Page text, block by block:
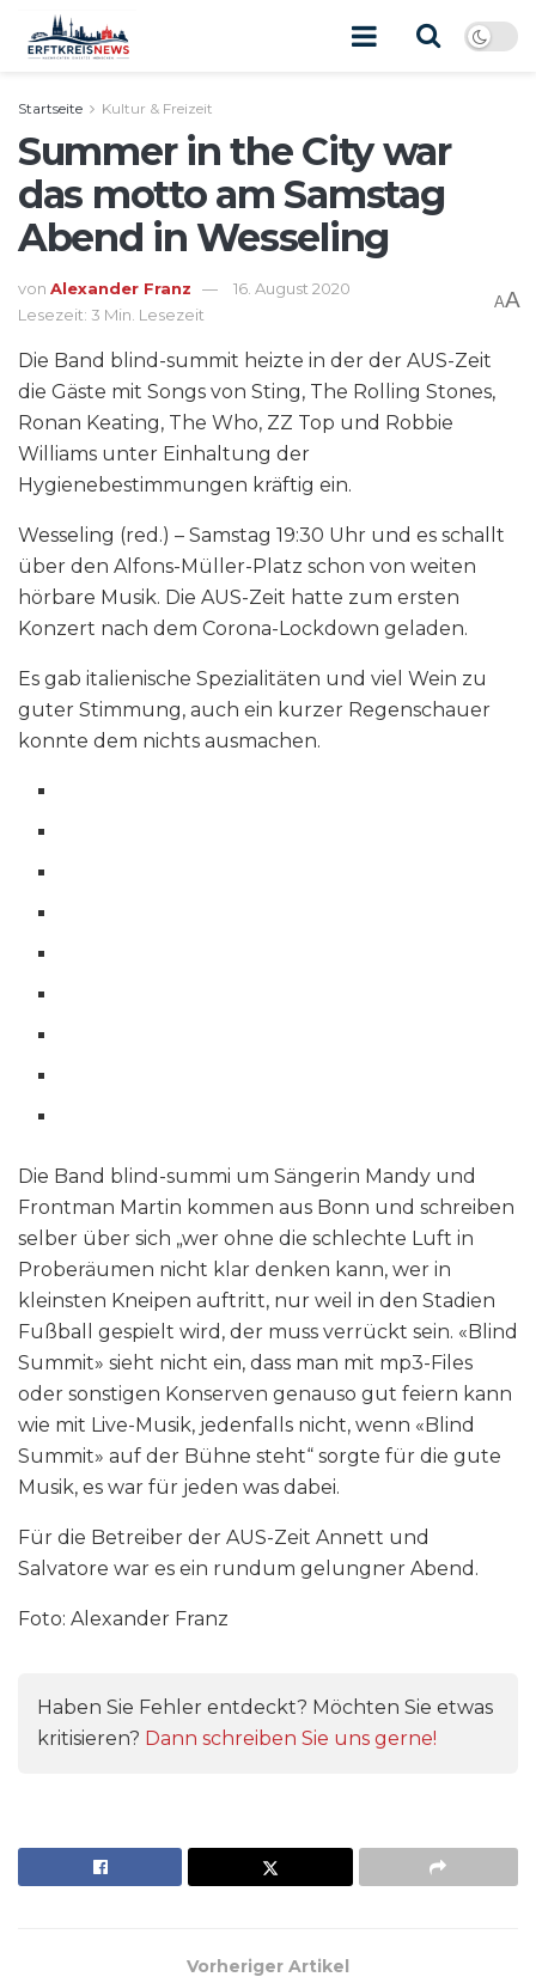
Startseite Kultur & Freizeit
Summer in the City war
das motto am Samstag
Abend in Wesseling
von Alexander Franz
16. August 2020
Lesezeit: 3 Min. Lesezeit
AA
Die Band blind-summit heizte in der der AUS-Zeit
die Gäste mit Songs von Sting, The Rolling Stones,
Ronan Keating, The Who, ZZ Top und Robbie
Williams unter Einhaltung der
Hygienebestimmungen kräftig ein.
Wesseling (red.) – Samstag 19:30 Uhr und es schallt
über den Alfons-Müller-Platz schon von weiten
hörbare Musik. Die AUS-Zeit hatte zum ersten
Konzert nach dem Corona-Lockdown geladen.
Es gab italienische Spezialitäten und viel Wein zu
guter Stimmung, auch ein kurzer Regenschauer
konnte dem nichts ausmachen.
Die Band blind-summi um Sängerin Mandy und
Frontman Martin kommen aus Bonn und schreiben
selber über sich „wer ohne die schlechte Luft in
Proberäumen nicht klar denken kann, wer in
kleinsten Kneipen auftritt, nur weil in den Stadien
Fußball gespielt wird, der muss verrückt sein. «Blind
Summit» sieht nicht ein, dass man mit mp3-Files
oder sonstigen Konserven genauso gut feiern kann
wie mit Live-Musik, jedenfalls nicht, wenn «Blind
Summit» auf der Bühne steht“ sorgte für die gute
Musik, es war für jeden was dabei.
Für die Betreiber der AUS-Zeit Annett und
Salvatore war es ein rundum gelungner Abend.
Foto: Alexander Franz
Haben Sie Fehler entdeckt? Möchten Sie etwas
kritisieren? Dann schreiben Sie uns gerne!
Vorheriger Artikel